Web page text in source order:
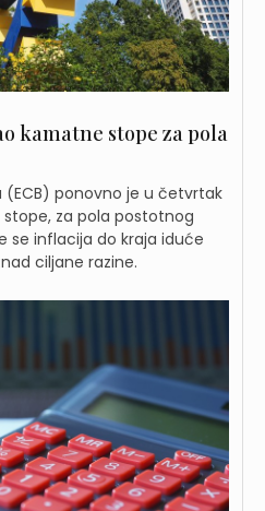
kamatne stope za pola
(ECB) ponovno je u četvrtak
za pola postotnog
se inflacija do kraja iduće
ciljane razine.